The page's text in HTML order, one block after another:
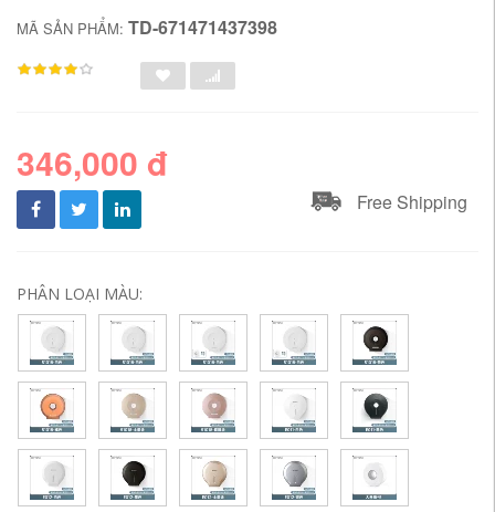
MÃ SẢN PHẨM: TD-671471437398
346,000 đ
Free Shipping
PHÂN LOẠI MÀU: